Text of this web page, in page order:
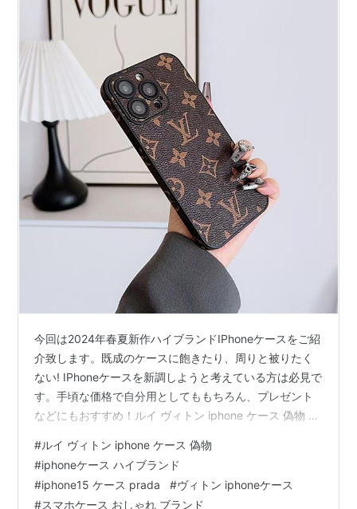
今回は2024年春夏新作ハイブランドIPhoneケースをご紹
介致します。既成のケースに飽きたり、周りと被りたく
ない! IPhoneケースを新調しようと考えている方は必見で
す。手頃な価格で自分用としてももちろん、プレゼント
などにもおすすめ！ルイ ヴィトン iphone ケース 偽物 ヴ
護 フィルム付き iphone14/14proケース メンズ
iphone13/12ケース 高級ブランド 携帯ケースルイヴィト
ンの象徴的なモノグラム・エクリプスIPhoneケース。 カ
#ルイ ヴィトン iphone ケース 偽物
#iphoneケース ハイブランド
#iphone15 ケース prada #ヴィトン iphoneケース
#スマホケース おしゃれ ブランド